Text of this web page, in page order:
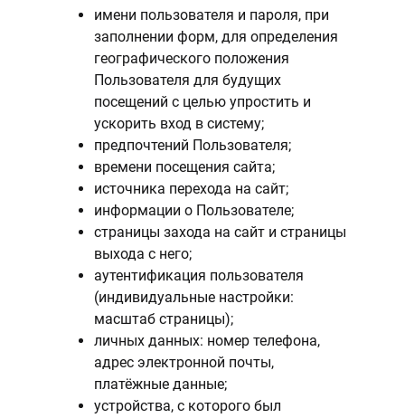
имени пользователя и пароля, при
заполнении форм, для определения
географического положения
Пользователя для будущих
посещений с целью упростить и
ускорить вход в систему;
предпочтений Пользователя;
времени посещения сайта;
источника перехода на сайт;
информации о Пользователе;
страницы захода на сайт и страницы
выхода с него;
аутентификация пользователя
(индивидуальные настройки:
масштаб страницы);
личных данных: номер телефона,
адрес электронной почты,
платёжные данные;
устройства, с которого был